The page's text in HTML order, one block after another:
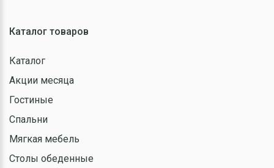
Каталог товаров
Каталог
Акции месяца
Гостиные
Спальни
Мягкая мебель
Столы обеденные